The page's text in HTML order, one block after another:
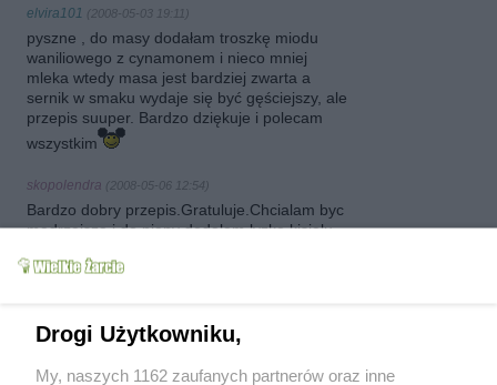
elvira101 (2008-05-03 19:11)
pyszne , do masy dodałam troszkę miodu
waniliowego z cynamonem i nieco mniej
mleka wtedy masa jest bardziej zwarta a
sernik w smaku wydaje się być gęściejszy, ale
przepis suuper. Bardzo dziękuje i polecam
wszystkim
skopolendra (2008-05-06 12:54)
Bardzo dobry przepis.Gratuluje.Chcialam byc
madrzejsza i do piany dodalam lyzke kisielu
niz lezki ale tez fajnie wyglada i doskonale
Drogi Użytkowniku,
My, naszych 1162 zaufanych partnerów oraz inne